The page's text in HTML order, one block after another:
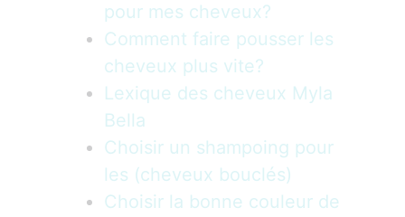
pour mes cheveux?
Comment faire pousser les
cheveux plus vite?
Lexique des cheveux Myla
Bella
Choisir un shampoing pour
les (cheveux bouclés)
Choisir la bonne couleur de